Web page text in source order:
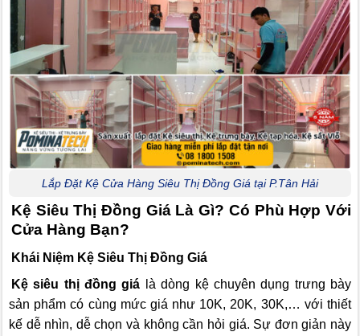
Lắp Đặt Kệ Cửa Hàng Siêu Thị Đồng Giá tại P.Tân Hải
Kệ Siêu Thị Đồng Giá Là Gì? Có Phù Hợp Với
Cửa Hàng Bạn?
Khái Niệm Kệ Siêu Thị Đồng Giá
Kệ siêu thị đồng giá là dòng kệ chuyên dụng trưng bày
sản phẩm có cùng mức giá như 10K, 20K, 30K,… với thiết
kế dễ nhìn, dễ chọn và không cần hỏi giá. Sự đơn giản này